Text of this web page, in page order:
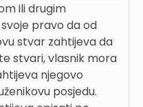
ili drugim
pravo da od
stvar zahtijeva da
stvari, vlasnik mora
njegovo
posjedu.